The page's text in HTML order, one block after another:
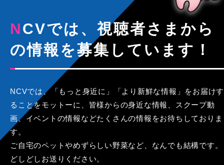
NCVでは、視聴者さまから
の情報を募集しています！
NCVでは、「もっと身近に」「より新鮮な情報」をお届けす
ることをモットーに、皆様からの身近な情報、スクープ動
画、イベントの情報などたくさんの情報をお待ちしておりま
す。
ご自宅のペットやめずらしい野菜など、なんでも結構です。
どしどしお送りください。